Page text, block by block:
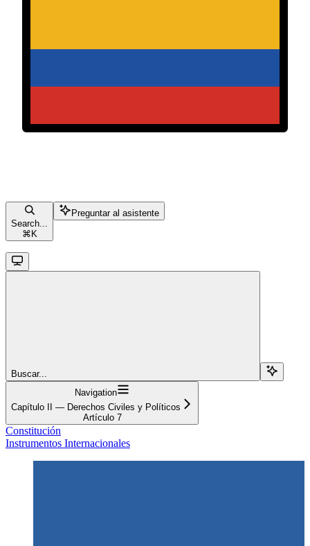
Search...
⌘ K
Preguntar al asistente
Buscar...
Navigation
Capítulo II — Derechos Civiles y Políticos
Artículo 7
Constitución
Instrumentos Internacionales